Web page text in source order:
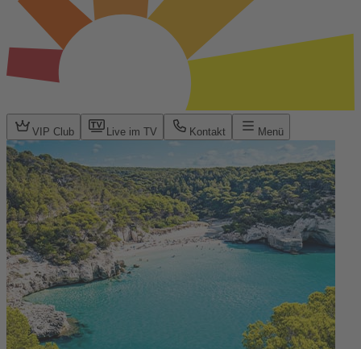
VIP Club Live im TV Kontakt Menü